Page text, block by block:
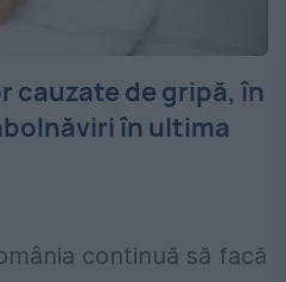
cauzate de gripă, în
în ultima
continuă să facă